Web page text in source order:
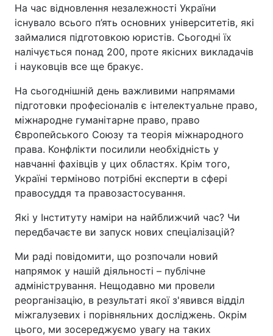
На час відновлення незалежності України
існувало всього п’ять основних університетів, які
займалися підготовкою юристів. Сьогодні їх
налічується понад 200, проте якісних викладачів
і науковців все ще бракує.
На сьогоднішній день важливими напрямами
підготовки професіоналів є інтелектуальне право,
міжнародне гуманітарне право, право
Європейського Союзу та теорія міжнародного
права. Конфлікти посилили необхідність у
навчанні фахівців у цих областях. Крім того,
Україні терміново потрібні експерти в сфері
правосуддя та правозастосування.
Які у Інституту наміри на найближчий час? Чи
передбачаєте ви запуск нових спеціалізацій?
Ми раді повідомити, що розпочали новий
напрямок у нашій діяльності – публічне
адміністрування. Нещодавно ми провели
реорганізацію, в результаті якої з'явився відділ
міжгалузевих і порівняльних досліджень. Окрім
цього, ми зосереджуємо увагу на таких